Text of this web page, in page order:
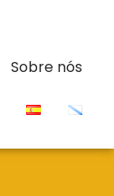
Sobre nós